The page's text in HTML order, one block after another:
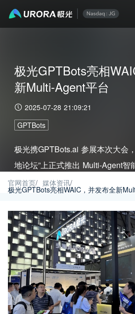
极光GPTBots亮相
新Multi-Agent平台
2025-07-28 21:09:21
GPTBots
极光携GPTBots.ai 参展本次大会
地论坛”上正式推出 Multi-Agent智
构建专属AI团队”为核心，直击企
岛、流程僵化、结果不可控等痛点。
官网首页/ 媒体资讯/
极光GPTBots亮相WAIC，并发布全新